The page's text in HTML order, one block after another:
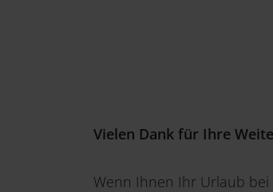
Vielen Dank für Ihre
Wenn Ihnen Ihr Urlaub